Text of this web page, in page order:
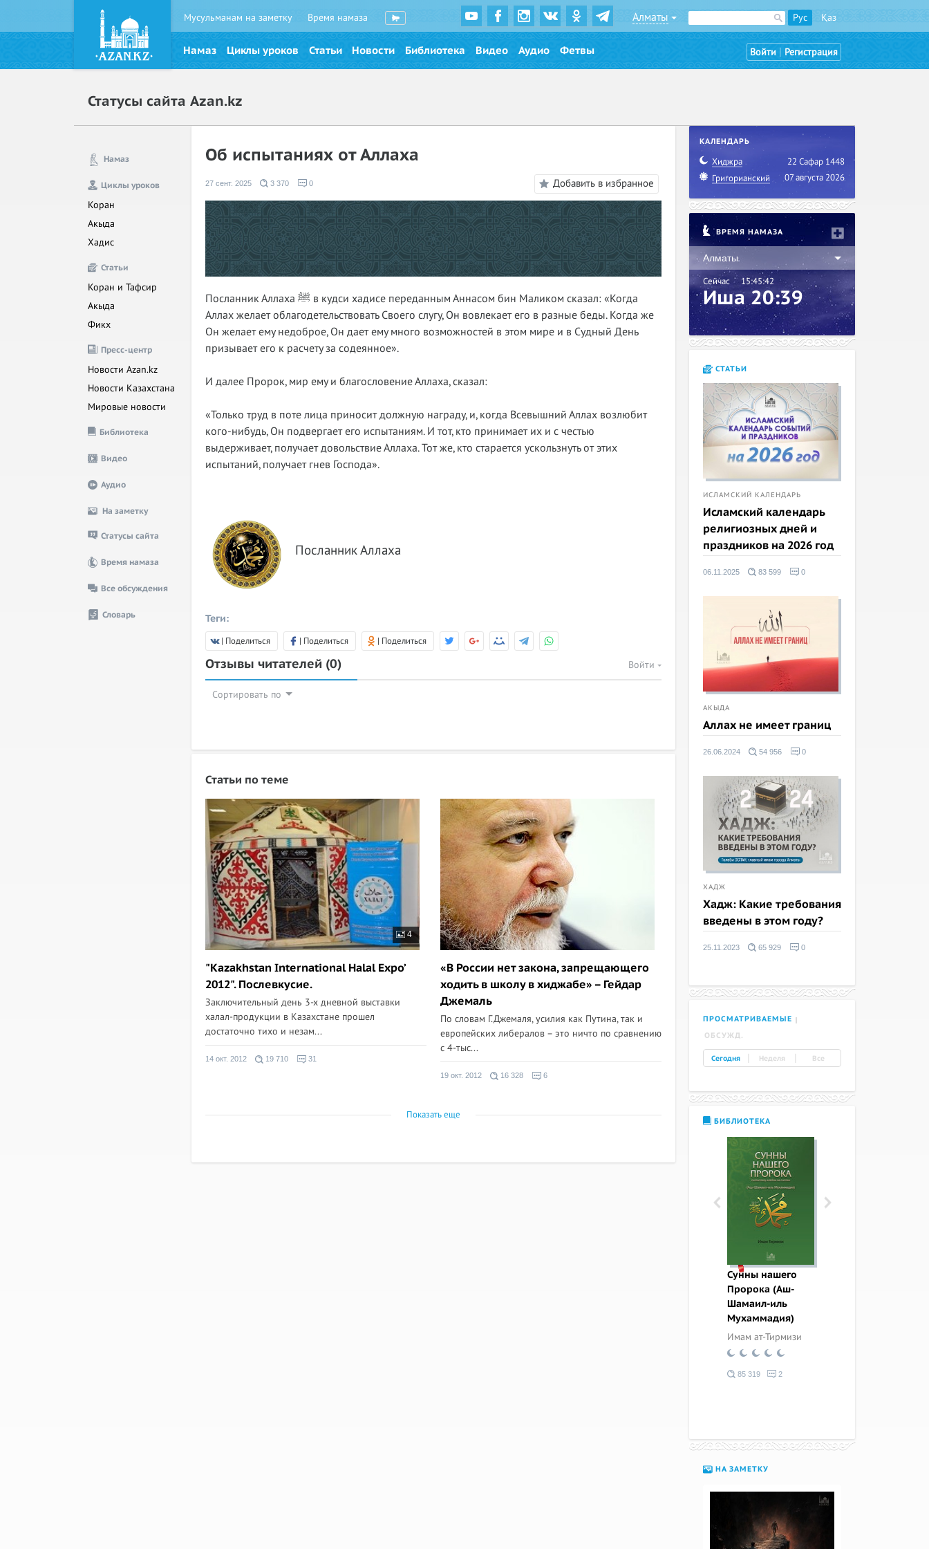
Мусульманам на заметку Время намаза Алматы Рус Қаз
Намаз Циклы уроков Статьи Новости Библиотека Видео Аудио Фетвы Войти | Регистрация
Статусы сайта Azan.kz
Намаз
Циклы уроков
Коран
Акыда
Хадис
Статьи
Коран и Тафсир
Акыда
Фикх
Пресс-центр
Новости Azan.kz
Новости Казахстана
Мировые новости
Библиотека
Видео
Аудио
На заметку
Статусы сайта
Время намаза
Все обсуждения
Словарь
Об испытаниях от Аллаха
27 сент. 2025 3 370 0 Добавить в избранное
Посланник Аллаха ﷺ в кудси хадисе переданным Аннасом бин Маликом сказал: «Когда
Аллах желает облагодетельствовать Своего слугу, Он вовлекает его в разные беды. Когда же
Он желает ему недоброе, Он дает ему много возможностей в этом мире и в Судный День
призывает его к расчету за содеянное».
И далее Пророк, мир ему и благословение Аллаха, сказал:
«Только труд в поте лица приносит должную награду, и, когда Всевышний Аллах возлюбит
кого-нибудь, Он подвергает его испытаниям. И тот, кто принимает их и с честью
выдерживает, получает довольствие Аллаха. Тот же, кто старается ускользнуть от этих
испытаний, получает гнев Господа».
Посланник Аллаха
Теги:
| Поделиться | Поделиться | Поделиться
Отзывы читателей (0) Войти
Сортировать по
Статьи по теме
4
"Kazakhstan International Halal Expo’
2012". Послевкусие.
Заключительный день 3-х дневной выставки
халал-продукции в Казахстане прошел
достаточно тихо и незам...
14 окт. 2012 19 710 31
«В России нет закона, запрещающего
ходить в школу в хиджабе» – Гейдар
Джемаль
По словам Г.Джемаля, усилия как Путина, так и
европейских либералов – это ничто по сравнению
с 4-тыс...
19 окт. 2012 16 328 6
Показать еще
КАЛЕНДАРЬ
Хиджра
22 Сафар 1448
Григорианский
07 августа 2026
ВРЕМЯ НАМАЗА
Алматы
Сейчас 15:45:43
Иша 20:39
СТАТЬИ
ИСЛАМСКИЙ КАЛЕНДАРЬ
Исламский календарь
религиозных дней и
праздников на 2026 год
06.11.2025 83 599 0
АКЫДА
Аллах не имеет границ
26.06.2024 54 956 0
ХАДЖ
Хадж: Какие требования
введены в этом году?
25.11.2023 65 929 0
ПРОСМАТРИВАЕМЫЕ
ОБСУЖД.
Сегодня Неделя Все
БИБЛИОТЕКА
Сунны нашего
Пророка (Аш-
Шамаил-иль
Мухаммадия)
Имам ат-Тирмизи
85 319 2
32 851 0
НА ЗАМЕТКУ